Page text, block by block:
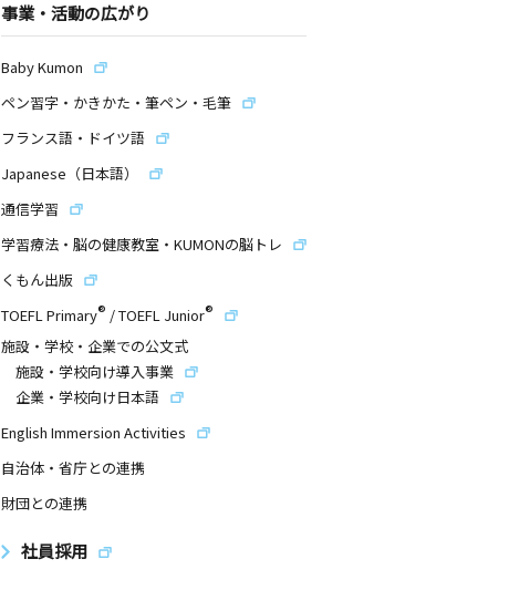
事業・活動の広がり
Baby Kumon
ペン習字・かきかた・筆ペン・毛筆
フランス語・ドイツ語
Japanese（日本語）
通信学習
学習療法・脳の健康教室・KUMONの脳トレ
くもん出版
TOEFL Primary® /TOEFL Junior®
施設・学校・企業での公文式
施設・学校向け導入事業
企業・学校向け日本語
English Immersion Activities
自治体・省庁との連携
財団との連携
社員採用